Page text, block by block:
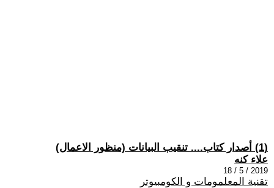
(1) أصدار كتاب.... تنقيب البيانات (منظور الاعمال)
علاء كنه
2019 / 5 / 18
تقنية المعلمومات و الكومبيوتر